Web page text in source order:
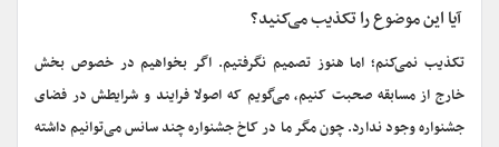
آیا این موضوع را تکذیب می‌کنید؟
تکذیب نمی‌کنم؛ اما هنوز تصمیم نگرفتیم. اگر بخواهیم در خصوص بخش
خارج از مسابقه صحبت کنیم، می‌گویم که اصولا فرایند و شرایطش در فضای
جشنواره وجود ندارد. چون مگر ما در کاخ جشنواره چند سانس می‌توانیم داشته